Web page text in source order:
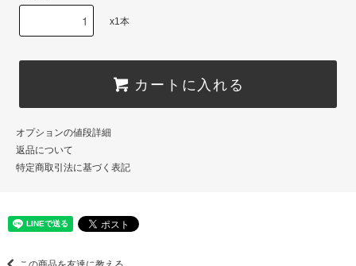
x1本
カートに入れる
オプションの値段詳細
返品について
特定商取引法に基づく表記